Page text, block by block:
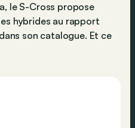
le S-Cross propose
hybrides au rapport
son catalogue. Et ce